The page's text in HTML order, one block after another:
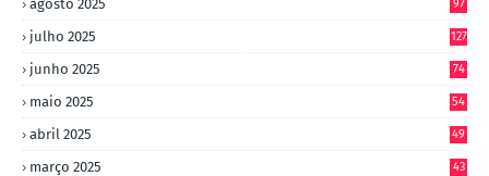
agosto 2025 97
julho 2025 127
junho 2025 74
maio 2025 54
abril 2025 49
março 2025 43